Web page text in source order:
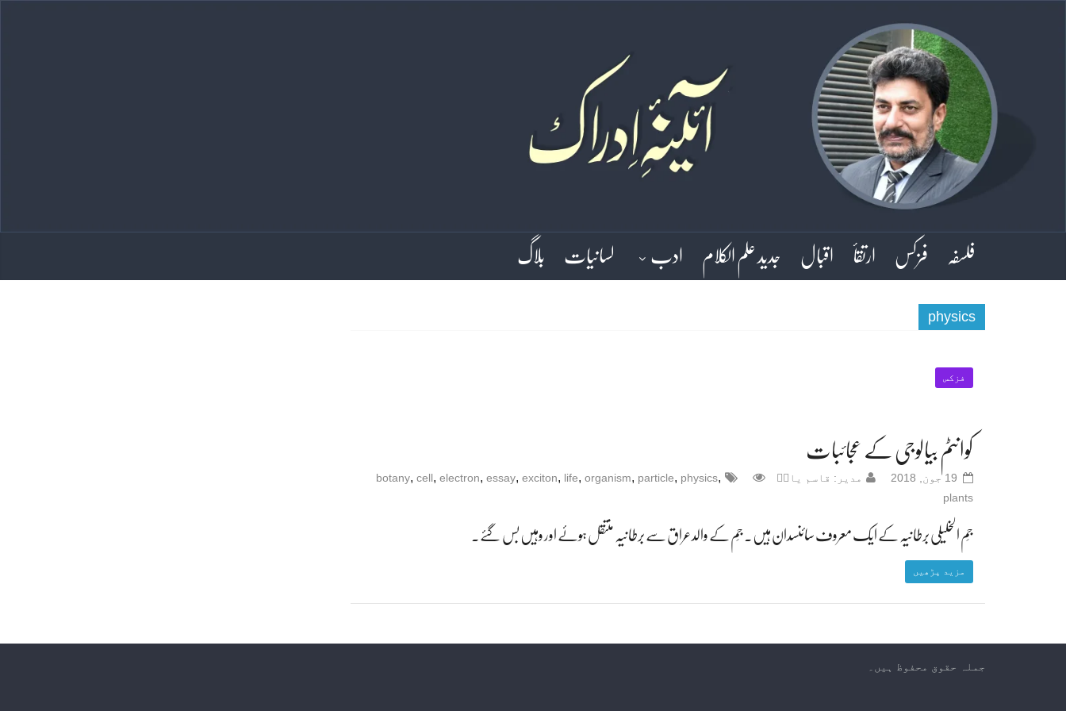
فلسفہ فزکس ارتقأ اقبال جدید علم الکلام ادب لسانیات بلاگ
physics
فزکس
کوانٹم بیالوجی کے عجائبات
19 جون, 2018 مدیر: قاسم یادؔ botany, cell, electron, essay, exciton, life, organism, particle, physics,
plants
جِم الخلیلی برطانیہ کے ایک معروف سائنسدان ہیں۔ جِم کے والد عراق سے برطانیہ منتقل ہوئے اور وہیں بس گئے۔
مزید پڑھیں
جملہ حقوق محفوظ ہیں۔